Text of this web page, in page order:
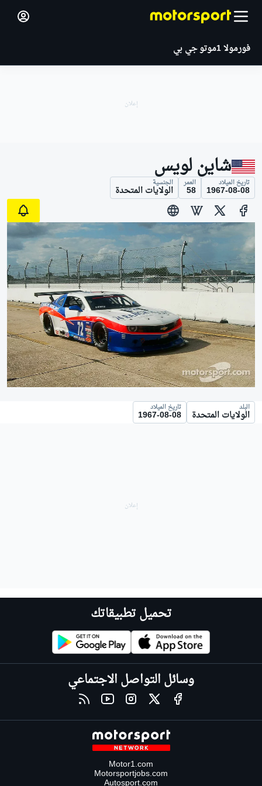
فورمولا 1 موتو جي بي
شاين لويس
تاريخ الميلاد
1967-08-08
العمر
58
الجنسية
الولايات المتحدة
البلد
الولايات المتحدة
تاريخ الميلاد
1967-08-08
تحميل تطبيقاتك
وسائل التواصل الاجتماعي
Motor1.com
Motorsportjobs.com